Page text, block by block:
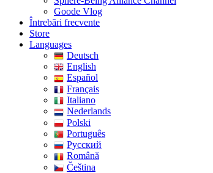
Goode Vlog
Întrebări frecvente
Store
Languages
Deutsch
English
Español
Français
Italiano
Nederlands
Polski
Português
Pусский
Română
Čeština